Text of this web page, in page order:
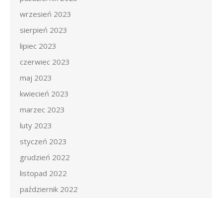
wrzesień 2023
sierpień 2023
lipiec 2023
czerwiec 2023
maj 2023
kwiecień 2023
marzec 2023
luty 2023
styczeń 2023
grudzień 2022
listopad 2022
październik 2022